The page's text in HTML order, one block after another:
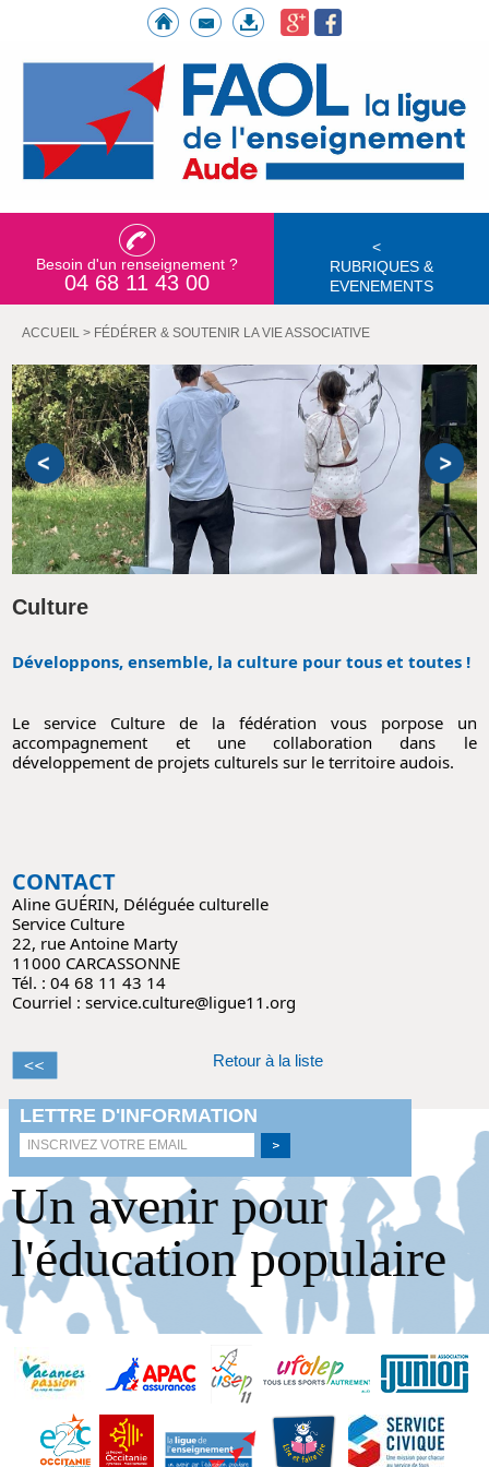
Besoin d'un renseignement ?
04 68 11 43 00
<
RUBRIQUES &
EVENEMENTS
ACCUEIL > FÉDÉRER & SOUTENIR LA VIE ASSOCIATIVE
Culture
Développons, ensemble, la culture pour tous et toutes !
Le service Culture de la fédération vous porpose un
accompagnement et une collaboration dans le
développement de projets culturels sur le territoire audois.
CONTACT
Aline GUÉRIN, Déléguée culturelle
Service Culture
22, rue Antoine Marty
11000 CARCASSONNE
Tél. : 04 68 11 43 14
Courriel : service.culture@ligue11.org
Retour à la liste
Un avenir pour
l'éducation populaire